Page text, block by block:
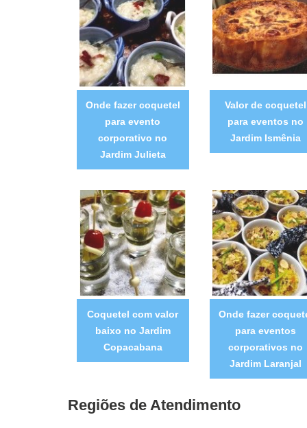
Onde fazer coquetel
para evento
corporativo no
Jardim Julieta
Valor de coquetel
para eventos no
Jardim Ismênia
Coquetel com valor
baixo no Jardim
Copacabana
Onde fazer
para eventos
corporativos no
Jardim Laranjal
Regiões de Atendimento